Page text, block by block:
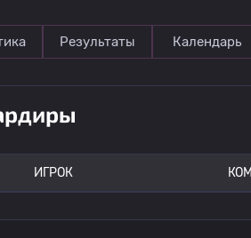
Результаты Календарь
ИГРОК